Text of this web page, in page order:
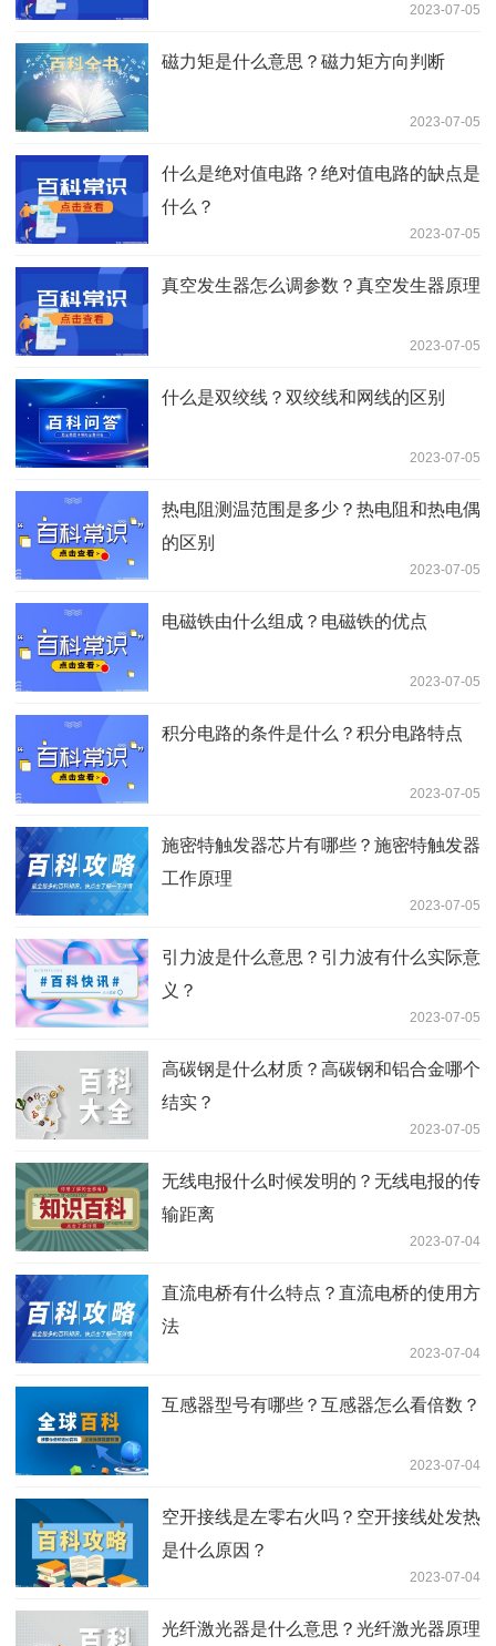
2023-07-05
磁力矩是什么意思？磁力矩方向判断
2023-07-05
什么是绝对值电路？绝对值电路的缺点是
什么？
2023-07-05
真空发生器怎么调参数？真空发生器原理
2023-07-05
什么是双绞线？双绞线和网线的区别
2023-07-05
热电阻测温范围是多少？热电阻和热电偶
的区别
2023-07-05
电磁铁由什么组成？电磁铁的优点
2023-07-05
积分电路的条件是什么？积分电路特点
2023-07-05
施密特触发器芯片有哪些？施密特触发器
工作原理
2023-07-05
引力波是什么意思？引力波有什么实际意
义？
2023-07-05
高碳钢是什么材质？高碳钢和铝合金哪个
结实？
2023-07-05
无线电报什么时候发明的？无线电报的传
输距离
2023-07-04
直流电桥有什么特点？直流电桥的使用方
法
2023-07-04
互感器型号有哪些？互感器怎么看倍数？
2023-07-04
空开接线是左零右火吗？空开接线处发热
是什么原因？
2023-07-04
光纤激光器是什么意思？光纤激光器原理